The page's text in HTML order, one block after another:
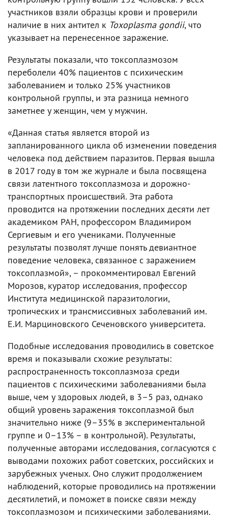
участников взяли образцы крови и проверили
наличие в них антител к Toxoplasma gondii, что
указывает на перенесенное заражение.
Результаты показали, что токсоплазмозом
переболели 40% пациентов с психическим
заболеванием и только 25% участников
контрольной группы, и эта разница немного
заметнее у женщин, чем у мужчин.
«Данная статья является второй из
запланированного цикла об изменении поведения
человека под действием паразитов. Первая вышла
в 2017 году в том же журнале и была посвящена
связи латентного токсоплазмоза и дорожно-
транспортных происшествий. Эта работа
проводится на протяжении последних десяти лет
академиком РАН, профессором Владимиром
Сергиевым и его учениками. Полученные
результаты позволят лучше понять девиантное
поведение человека, связанное с заражением
токсоплазмой», – прокомментировал Евгений
Морозов, куратор исследования, профессор
Института медицинской паразитологии,
тропических и трансмиссивных заболеваний им.
Е.И. Марциновского Сеченовского университета.
Подобные исследования проводились в советское
время и показывали схожие результаты:
распространенность токсоплазмоза среди
пациентов с психическими заболеваниями была
выше, чем у здоровых людей, в 3–5 раз, однако
общий уровень заражения токсоплазмой был
значительно ниже (9–35% в экспериментальной
группе и 0–13% – в контрольной). Результаты,
полученные авторами исследования, согласуются с
выводами похожих работ советских, российских и
зарубежных ученых. Оно служит продолжением
наблюдений, которые проводились на протяжении
десятилетий, и поможет в поиске связи между
токсоплазмозом и психическими заболеваниями.